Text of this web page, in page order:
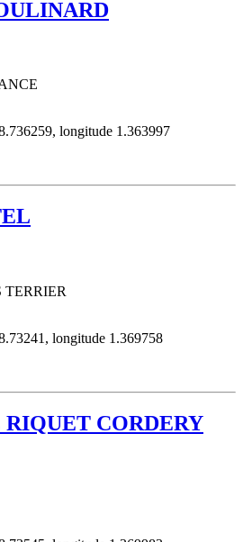
longitude 1.363997
longitude 1.369758
CORDERY